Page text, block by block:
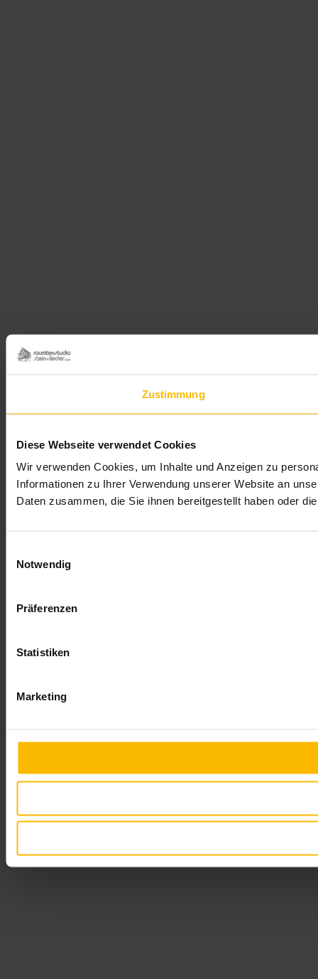
Zustimmung
Diese Webseite verwendet Cookies
Wir verwenden Cookies, um Inhalte und Anzeigen zu
Informationen zu Ihrer Verwendung unserer Website an
Daten zusammen, die Sie ihnen bereitgestellt haben oder
Notwendig
Präferenzen
Statistiken
Marketing